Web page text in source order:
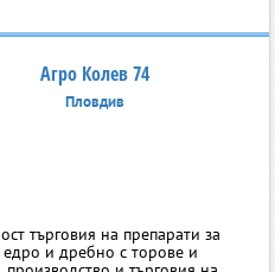
Агро Колев 74
Пловдив
търговия на препарати за
едро и дребно с торове и